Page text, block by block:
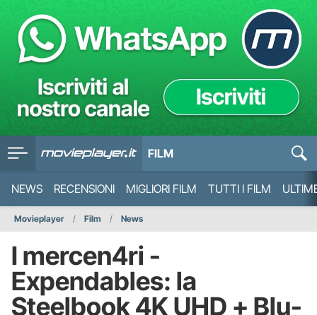
FILM
NEWS RECENSIONI MIGLIORI FILM TUTTI I FILM
Movieplayer Film News
I mercen4ri -
Expendables: la
Steelbook 4K UHD + Blu-